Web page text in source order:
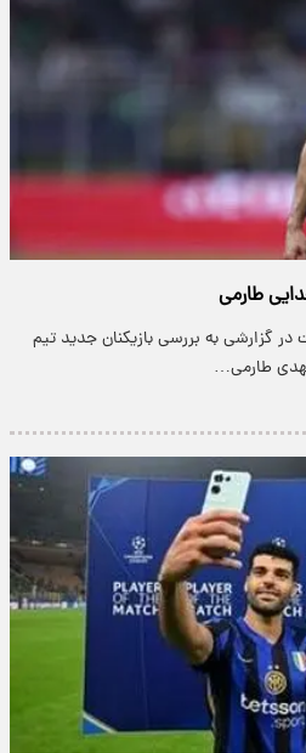
طارمی
در گزارشی به بررسی بازیکنان جدید تیم
طارمی…